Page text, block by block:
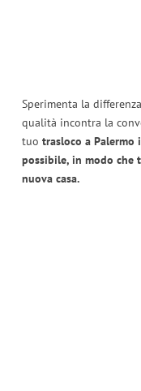
Sperimenta la
qualità incontra la
tuo trasloco a
possibile, in modo che
nuova casa.